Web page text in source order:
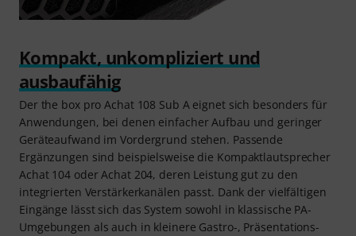
Kompakt, unkompliziert und
ausbaufähig
Der the box pro Achat 108 Sub A eignet sich besonders für
Anwendungen, bei denen einfacher Aufbau und geringer
Geräteaufwand im Vordergrund stehen. Passende
Ergänzungen sind beispielsweise die Kompaktlautsprecher
Achat 104 oder Achat 204, deren Leistung gut zu den
integrierten Verstärkerkanälen passt. Dank der vielfältigen
Eingänge lässt sich das System sowohl in klassische PA-
Umgebungen als auch in kleinere Gastro-, Präsentations-